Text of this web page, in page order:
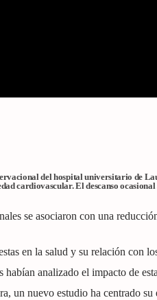
del hospital universitario de
cardiovascular. El descanso
se asociaron con una
en la salud y su relación con
habían analizado el impacto de
un nuevo estudio ha centrado su